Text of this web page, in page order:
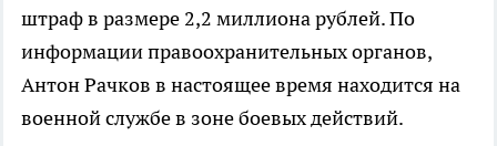
штраф в размере 2,2 миллиона рублей. По
информации правоохранительных органов,
Антон Рачков в настоящее время находится на
военной службе в зоне боевых действий.